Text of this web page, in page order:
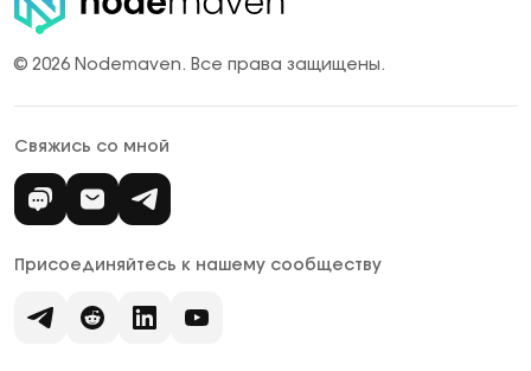
© 2026 Nodemaven. Все права защищены.
Свяжись со мной
Присоединяйтесь к нашему сообществу